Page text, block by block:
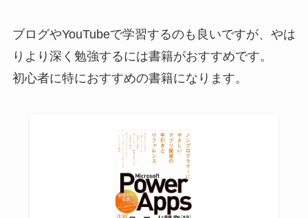
ブログやYouTubeで学習するのも良いですが、やは
りより深く勉強するには書籍がおすすめです。
初心者に特におすすめの書籍になります。